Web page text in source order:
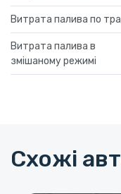
Витрата палива по
Витрата палива в
змішаному режимі
Схожі